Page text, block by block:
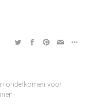
onderkomen voor